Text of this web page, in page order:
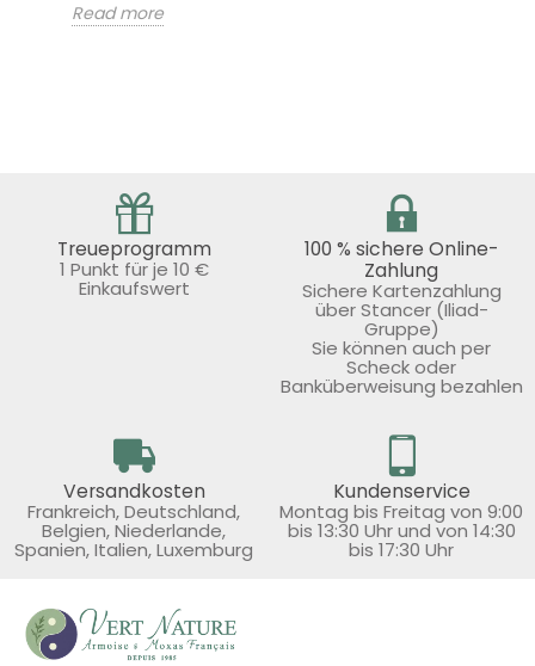
Read more
Treueprogramm
1 Punkt für je 10 €
Einkaufswert
100 % sichere Online-
Zahlung
Sichere Kartenzahlung
über Stancer (Iliad-
Gruppe)
Sie können auch per
Scheck oder
Banküberweisung bezahlen
Versandkosten
Frankreich, Deutschland,
Belgien, Niederlande,
Spanien, Italien, Luxemburg
Kundenservice
Montag bis Freitag von 9:00
bis 13:30 Uhr und von 14:30
bis 17:30 Uhr